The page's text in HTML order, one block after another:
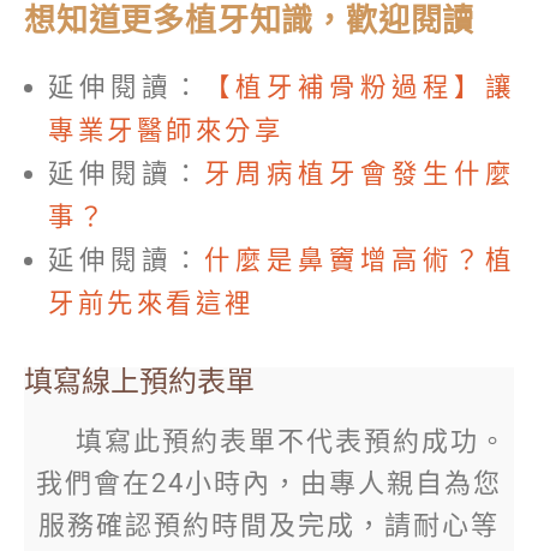
想知道更多植牙知識，歡迎閱讀
延伸閱讀：
【植牙補骨粉過程】讓
專業牙醫師來分享
延伸閱讀： 牙周病植牙會發生什麼
事？
延伸閱讀： 什麼是鼻竇增高術？植
牙前先來看這裡
填寫線上預約表單
填寫此預約表單不代表預約成功。
我們會在24小時內，由專人親自為您
服務確認預約時間及完成，請耐心等